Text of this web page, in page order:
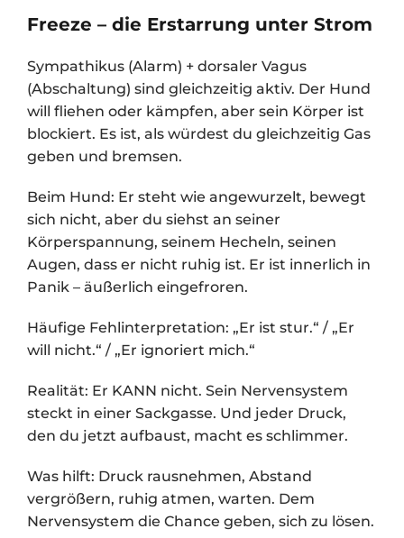
Freeze – die Erstarrung unter Strom
Sympathikus (Alarm) + dorsaler Vagus
(Abschaltung) sind gleichzeitig aktiv. Der Hund
will fliehen oder kämpfen, aber sein Körper ist
blockiert. Es ist, als würdest du gleichzeitig Gas
geben und bremsen.
Beim Hund: Er steht wie angewurzelt, bewegt
sich nicht, aber du siehst an seiner
Körperspannung, seinem Hecheln, seinen
Augen, dass er nicht ruhig ist. Er ist innerlich in
Panik – äußerlich eingefroren.
Häufige Fehlinterpretation: „Er ist stur.“ / „Er
will nicht.“ / „Er ignoriert mich.“
Realität: Er KANN nicht. Sein Nervensystem
steckt in einer Sackgasse. Und jeder Druck,
den du jetzt aufbaust, macht es schlimmer.
Was hilft: Druck rausnehmen, Abstand
vergrößern, ruhig atmen, warten. Dem
Nervensystem die Chance geben, sich zu lösen.